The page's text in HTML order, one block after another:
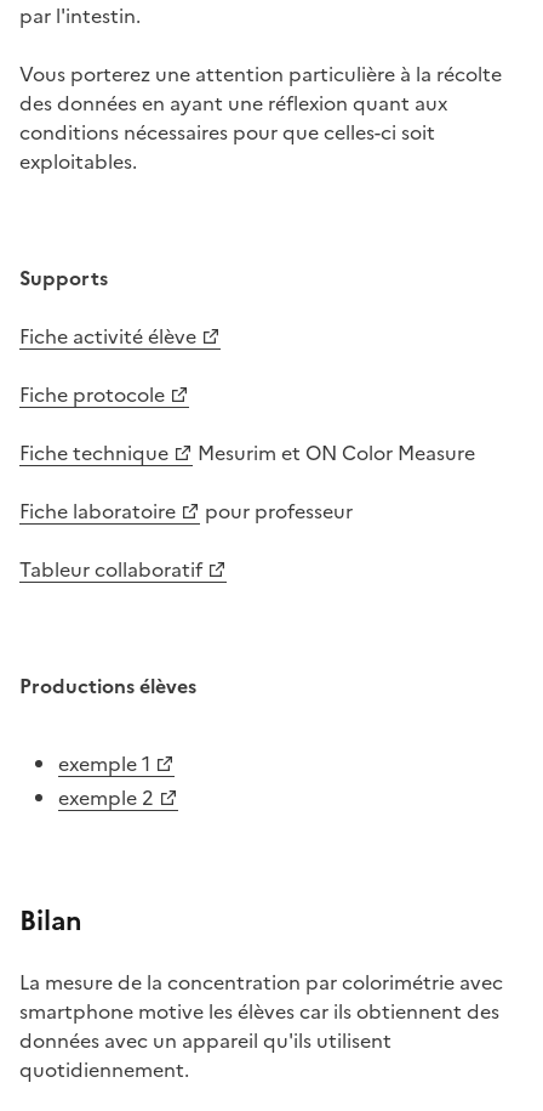
par l'intestin.
Vous porterez une attention particulière à la récolte
des données en ayant une réflexion quant aux
conditions nécessaires pour que celles-ci soit
exploitables.
Supports
Fiche activité élève
Fiche protocole
Fiche technique
Mesurim et ON Color Measure
Fiche laboratoire
pour professeur
Tableur collaboratif
Productions élèves
exemple 1
exemple 2
Bilan
La mesure de la concentration par colorimétrie avec
smartphone motive les élèves car ils obtiennent des
données avec un appareil qu'ils utilisent
quotidiennement.